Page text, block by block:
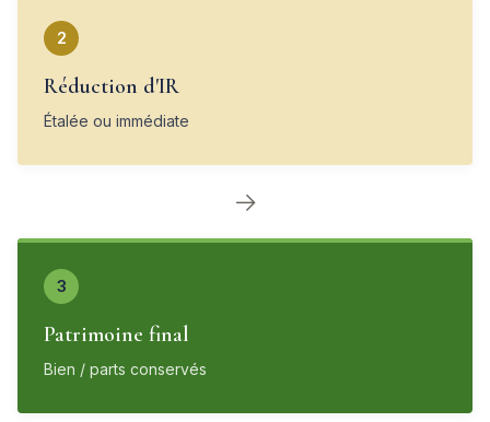
2
Réduction d'IR
Étalée ou immédiate
→
3
Patrimoine final
Bien / parts conservés